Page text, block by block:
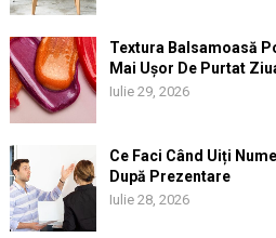
Textura Balsamoasă
Mai Ușor De Purtat
Iulie 29, 2026
Ce Faci Când Uiți
După Prezentare
Iulie 28, 2026